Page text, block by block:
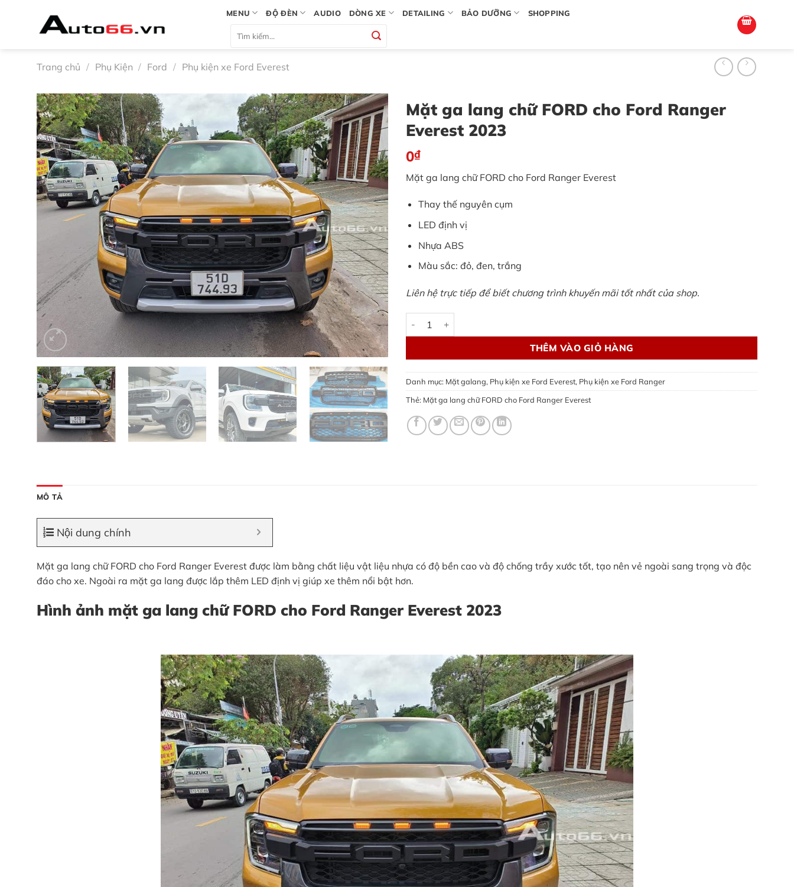
MENU ĐỘ ĐÈN AUDIO DÒNG XE DETAILING BẢO DƯỠNG SHOPPING
kiếm:
Trang chủ / Phụ Kiện / Ford / Phụ kiện xe Ford Everest
Mặt ga lang chữ FORD cho Ford Ranger
Everest 2023
0₫
Mặt ga lang chữ FORD cho Ford Ranger Everest
Thay thế nguyên cụm
LED định vị
Nhựa ABS
Màu sắc: đỏ, đen, trắng
Liên hệ trực tiếp để biết chương trình khuyến mãi tốt nhất của shop.
Mặt ga lang chữ FORD cho Ford Ranger Everest 2023 số lượng
THÊM VÀO GIỎ HÀNG
Danh mục: Mặt galang, Phụ kiện xe Ford Everest, Phụ kiện xe Ford Ranger
Thẻ: Mặt ga lang chữ FORD cho Ford Ranger Everest
MÔ TẢ
Nội dung chính
Mặt ga lang chữ FORD cho Ford Ranger Everest được làm bằng chất liệu vật liệu nhựa có độ bền cao và độ chống trầy xước tốt, tạo nên vẻ ngoài sang trọng và độc
đáo cho xe. Ngoài ra mặt ga lang được lắp thêm LED định vị giúp xe thêm nổi bật hơn.
Hình ảnh mặt ga lang chữ FORD cho Ford Ranger Everest 2023